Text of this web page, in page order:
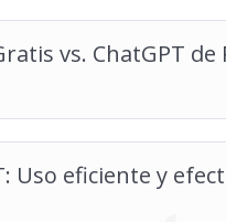
vs. ChatGPT
Uso eficiente y